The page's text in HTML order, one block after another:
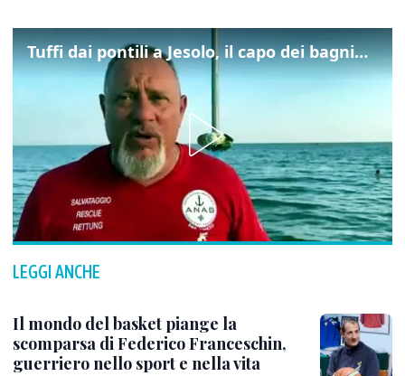
Tuffi dai pontili a Jesolo, il capo dei bagnini: "L'impegno di tutti per evitare altre tragedie"
LEGGI ANCHE
Il mondo del basket piange la
scomparsa di Federico Franceschin,
guerriero nello sport e nella vita